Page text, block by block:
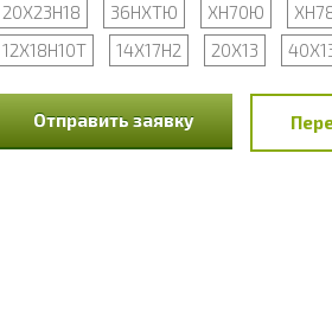
20Х23Н18 36НХТЮ ХН70Ю
12Х18Н10Т
14Х17Н2 20Х13
Отправить заявку